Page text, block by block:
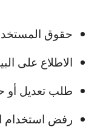
حقوق
الاطلاع على
طلب تعديل أو
رفض استخدام